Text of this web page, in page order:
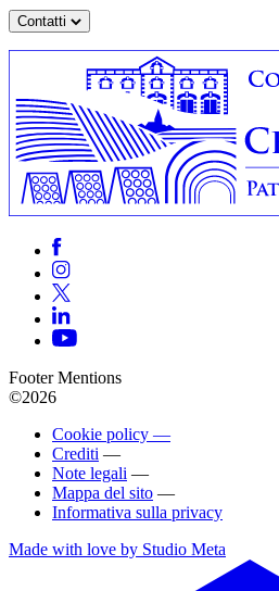
Contatti
Footer Mentions
©2026
Cookie policy —
Crediti —
Note legali —
Mappa del sito —
Informativa sulla privacy
Made with love by Studio Meta